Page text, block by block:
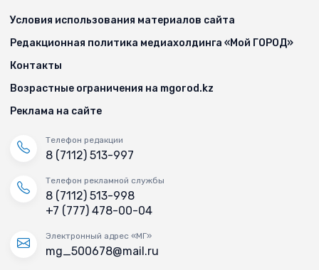
Условия использования материалов сайта
Редакционная политика медиахолдинга «Мой ГОРОД»
Контакты
Возрастные ограничения на mgorod.kz
Реклама на сайте
Телефон редакции
8 (7112) 513-997
Телефон рекламной службы
8 (7112) 513-998
+7 (777) 478-00-04
Электронный адрес «МГ»
mg_500678@mail.ru